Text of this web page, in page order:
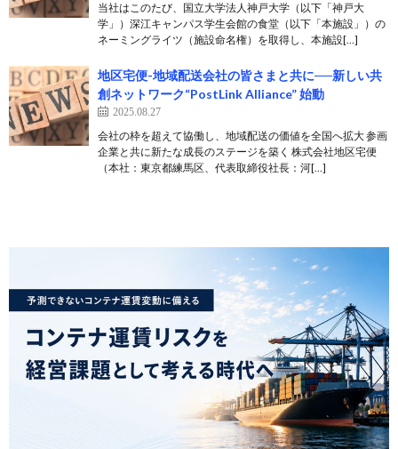
当社はこのたび、国立大学法人神戸大学（以下「神戸大
学」）深江キャンパス学生会館の食堂（以下「本施設」）の
ネーミングライツ（施設命名権）を取得し、本施設[…]
地区宅便-地域配送会社の皆さまと共に──新しい共
創ネットワーク“PostLink Alliance” 始動
2025.08.27
会社の枠を超えて協働し、地域配送の価値を全国へ拡大 参画
企業と共に新たな成長のステージを築く 株式会社地区宅便
（本社：東京都練馬区、代表取締役社長：河[…]